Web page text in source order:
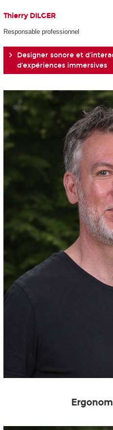
Thierry DILGER
Responsable professionnel
Designer sonore et
d’expériences immersives